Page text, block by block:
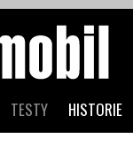
TESTY HISTORIE